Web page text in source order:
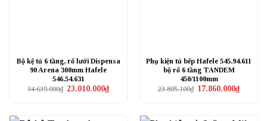
Bộ kệ tủ 6 tầng, rổ lưới Dispensa
90 Arena 300mm Hafele
546.54.631
34.639.000₫ Giá
23.010.000₫Giá
hiện
23.010.000₫.
Phụ kiện tủ bếp Hafele 545.94.611
bộ rổ 6 tầng TANDEM
450/1100mm
23.805.100₫ Giá
17.860.000₫Giá
hiện